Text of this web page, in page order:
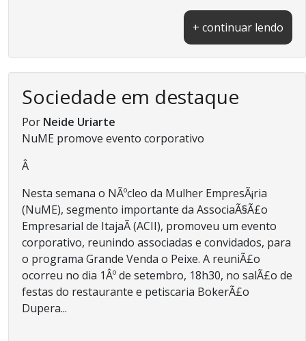
+ continuar lendo
Sociedade em destaque
Por Neide Uriarte
NuME promove evento corporativo
Â
Nesta semana o NÃºcleo da Mulher EmpresÃ¡ria
(NuME), segmento importante da AssociaÃ§Ã£o
Empresarial de ItajaÃ­ (ACII), promoveu um evento
corporativo, reunindo associadas e convidados, para
o programa Grande Venda o Peixe. A reuniÃ£o
ocorreu no dia 1Âº de setembro, 18h30, no salÃ£o de
festas do restaurante e petiscaria BokerÃ£o
Dupera...